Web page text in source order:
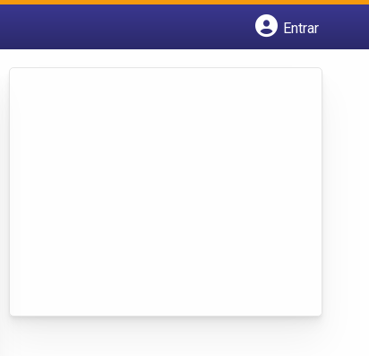
Entrar